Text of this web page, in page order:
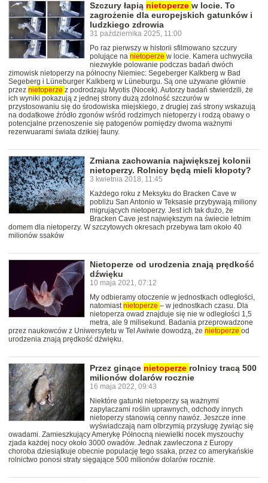
Szczury łapią nietoperze w locie. To
zagrożenie dla europejskich gatunków i
ludzkiego zdrowia
31 października 2025, 11:00
Po raz pierwszy w historii sfilmowano szczury
polujące na nietoperze w locie. Kamera uchwyciła
niezwykłe polowanie podczas badań dwóch
zimowisk nietoperzy na północny Niemiec: Segeberger Kalkberg w Bad
Segeberg i Lüneburger Kalkberg w Lüneburgu. Są one używane głównie
przez nietoperze z podrodzaju Myotis (Nocek). Autorzy badań stwierdzili, że
ich wyniki pokazują z jednej strony dużą zdolność szczurów w
przystosowaniu się do środowiska miejskiego, z drugiej zaś strony wskazują
na dodatkowe źródło zgonów wśród rodzimych nietoperzy i rodzą obawy o
potencjalne przenoszenie się patogenów pomiędzy dwoma ważnymi
rezerwuarami świata dzikiej fauny.
Zmiana zachowania największej kolonii
nietoperzy. Rolnicy będą mieli kłopoty?
3 kwietnia 2018, 11:45
Każdego roku z Meksyku do Bracken Cave w
pobliżu San Antonio w Teksasie przybywają miliony
migrujących nietoperzy. Jest ich tak dużo, że
Bracken Cave jest największym na świecie letnim
domem dla nietoperzy. W szczytowych okresach przebywa tam około 40
milionów ssaków
Nietoperze od urodzenia znają prędkość
dźwięku
10 maja 2021, 07:12
My odbieramy otoczenie w jednostkach odległości,
natomiastnietoperze – w jednostkach czasu. Dla
nietoperza owad znajduje się nie w odległości 1,5
metra, ale 9 milisekund. Badania przeprowadzone
przez naukowców z Uniwersytetu w Tel Awiwie dowodzą, że nietoperze od
urodzenia znają prędkość dźwięku.
Przez ginące nietoperze rolnicy tracą 500
milionów dolarów rocznie
16 maja 2022, 09:43
Niektóre gatunki nietoperzy są ważnymi
zapylaczami roślin uprawnych, odchody innych
nietoperzy stanowią cenny nawóz. Jeszcze inne
wyświadczają nam olbrzymią przysługę żywiąc się
owadami. Zamieszkujący Amerykę Północną niewielki nocek myszouchy
zjada każdej nocy około 3000 owadów. Jednak zawleczona z Europy
choroba dziesiątkuje obecnie populację tego ssaka, przez co amerykańskie
rolnictwo ponosi straty sięgające 500 milionów dolarów rocznie.